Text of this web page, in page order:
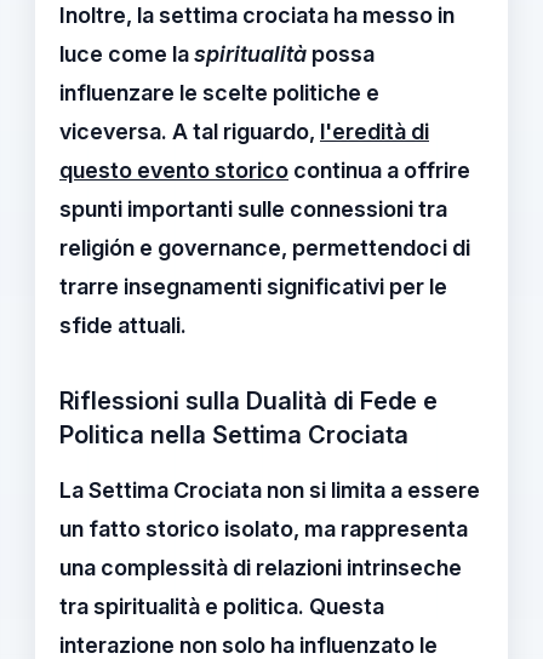
Inoltre, lasettima crociata ha messo in
luce come laspiritualità possa
influenzare le scelte politiche e
viceversa. A tal riguardo, l'eredità di
questo evento storico continua a offrire
spunti importanti sulle connessioni tra
religión e governance, permettendoci di
trarre insegnamenti significativi per le
sfide attuali.
Riflessioni sulla Dualità di Fede e
Politica nella Settima Crociata
LaSettima Crociata non si limita a essere
un fatto storico isolato, ma rappresenta
una complessità di relazioni intrinseche
traspiritualità e politica. Questa
interazione non solo ha influenzato le